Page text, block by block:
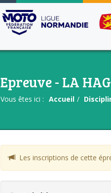
Epreuve - LA
Vous êtes ici : Accueil
Les inscriptions de cette